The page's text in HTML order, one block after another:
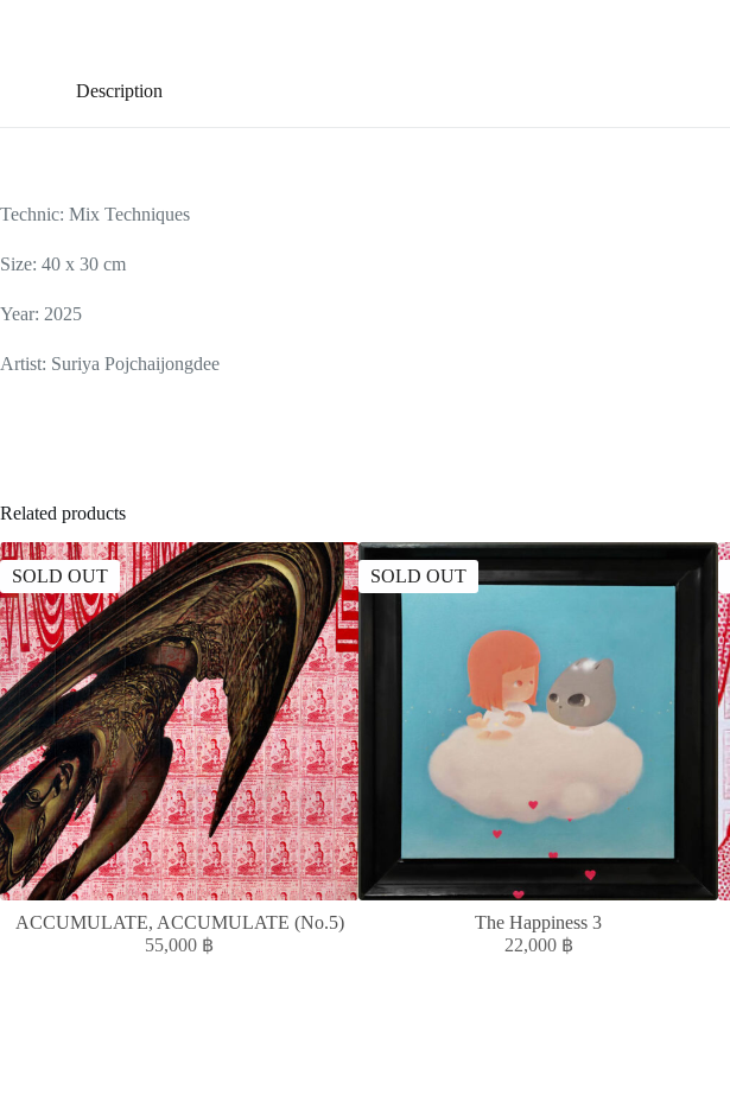
Description
Technic: Mix Techniques
Size: 40 x 30 cm
Year: 2025
Artist: Suriya Pojchaijongdee
Related products
SOLD OUT
ACCUMULATE, ACCUMULATE (No.5)
55,000 ฿
SOLD OUT
The Happiness 3
22,000 ฿